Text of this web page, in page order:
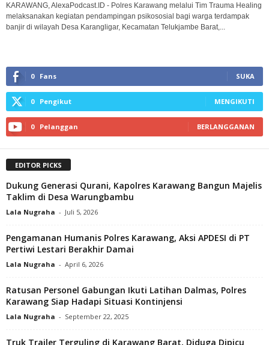
KARAWANG, AlexaPodcast.ID - Polres Karawang melalui Tim Trauma Healing
melaksanakan kegiatan pendampingan psikososial bagi warga terdampak
banjir di wilayah Desa Karangligar, Kecamatan Telukjambe Barat,...
0 Fans SUKA
0 Pengikut MENGIKUTI
0 Pelanggan BERLANGGANAN
EDITOR PICKS
Dukung Generasi Qurani, Kapolres Karawang Bangun Majelis
Taklim di Desa Warungbambu
Lala Nugraha - Juli 5, 2026
Pengamanan Humanis Polres Karawang, Aksi APDESI di PT
Pertiwi Lestari Berakhir Damai
Lala Nugraha - April 6, 2026
Ratusan Personel Gabungan Ikuti Latihan Dalmas, Polres
Karawang Siap Hadapi Situasi Kontinjensi‎
Lala Nugraha - September 22, 2025
Truk Trailer Terguling di Karawang Barat, Diduga Dipicu